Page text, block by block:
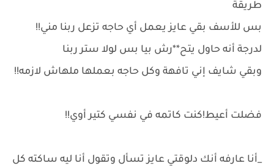
طريقة
بس للأسف بقي عايز يعمل أي حاجه تزعل ربنا مني!!
لدرجة أنه حاول يتح**رش بيا بس لولا ستر ربنا
وبقي شايف إني تافهة وكل حاجه بعملها ملهاش لازمه!!
فضلت أعيط!كنت كاتمه في نفسي كتير أوي!!
_أنا عارفه أنك دلوقتي عايز تسأل وتقول أنا ليه ساكته كل